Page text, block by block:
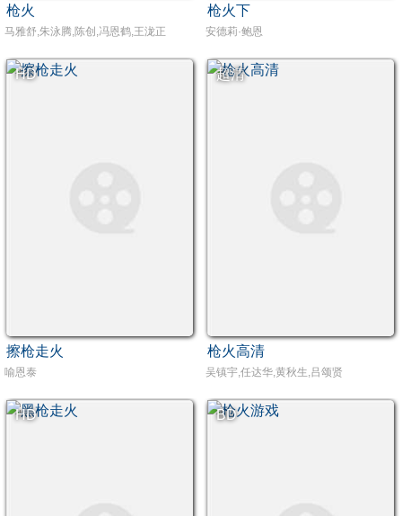
枪火
马雅舒,朱泳腾,陈创,冯恩鹤,王泷正
枪火下
安德莉·鲍恩
HD
擦枪走火
喻恩泰
超清
枪火高清
吴镇宇,任达华,黄秋生,吕颂贤
HD BD